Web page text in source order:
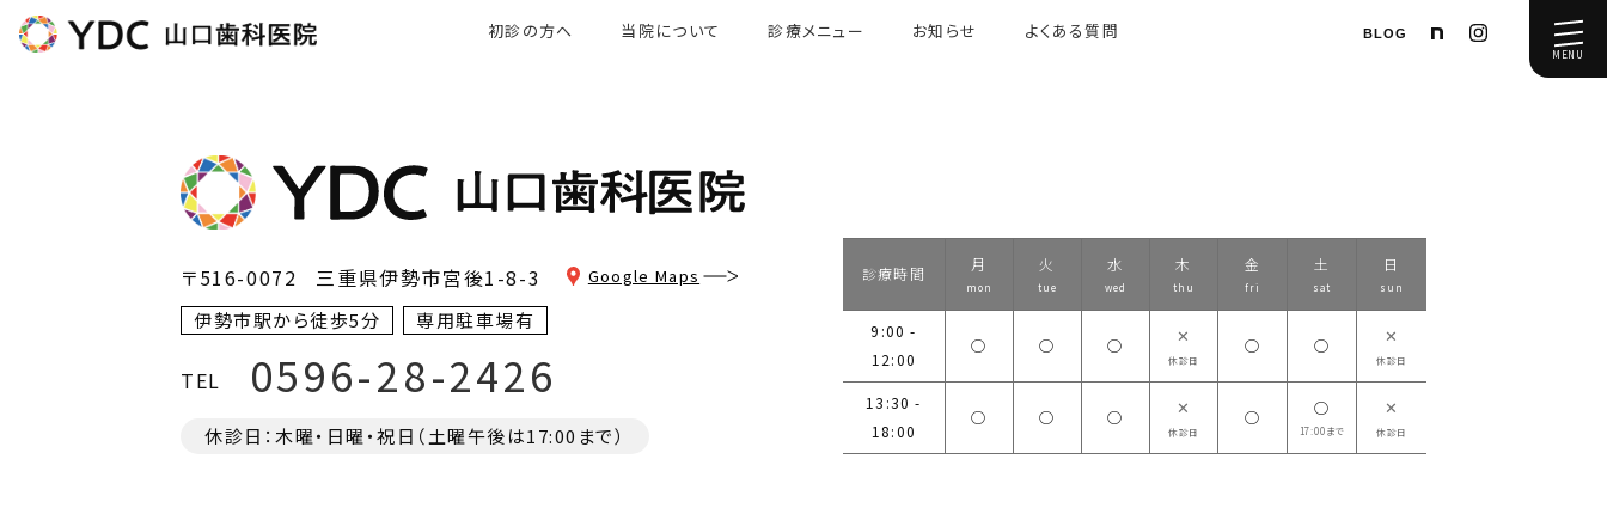
初診の方へ 当院について 診療メニュー お知らせ よくある質問 BLOG
MENU
〒516-0072 三重県伊勢市宮後1-8-3 Google Maps
伊勢市駅から徒歩5分 専用駐車場有
TEL 0596-28-2426
休診日：木曜・日曜・祝日（土曜午後は17:00まで）
診療時間 月
mon
火
tue
水
wed
木
thu
金
fri
土
sat
日
sun
9:00 -
12:00
◯ ◯ ◯ ✕
休診日
◯ ◯ ✕
休診日
13:30 -
18:00
◯ ◯ ◯ ✕
休診日
◯ ◯
17:00まで
✕
休診日